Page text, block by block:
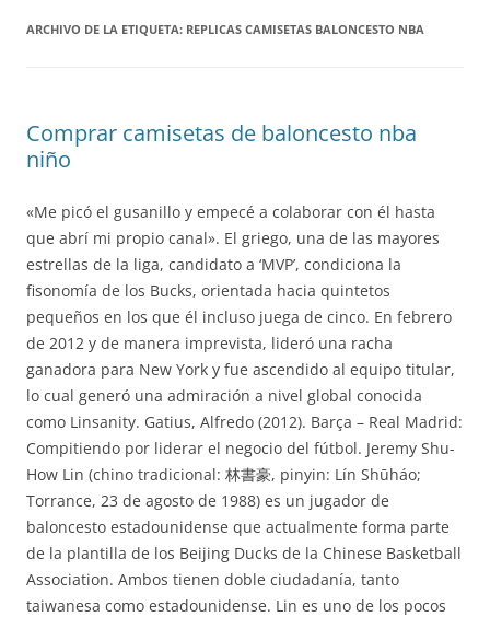
ARCHIVO DE LA ETIQUETA: REPLICAS CAMISETAS BALONCESTO NBA
Comprar camisetas de baloncesto nba
niño
«Me picó el gusanillo y empecé a colaborar con él hasta
que abrí mi propio canal». El griego, una de las mayores
estrellas de la liga, candidato a ‘MVP’, condiciona la
fisonomía de los Bucks, orientada hacia quintetos
pequeños en los que él incluso juega de cinco. En febrero
de 2012 y de manera imprevista, lideró una racha
ganadora para New York y fue ascendido al equipo titular,
lo cual generó una admiración a nivel global conocida
como Linsanity. Gatius, Alfredo (2012). Barça – Real Madrid:
Compitiendo por liderar el negocio del fútbol. Jeremy Shu-
How Lin (chino tradicional: 林書豪, pinyin: Lín Shūháo;
Torrance, 23 de agosto de 1988) es un jugador de
baloncesto estadounidense que actualmente forma parte
de la plantilla de los Beijing Ducks de la Chinese Basketball
Association. Ambos tienen doble ciudadanía, tanto
taiwanesa como estadounidense. Lin es uno de los pocos